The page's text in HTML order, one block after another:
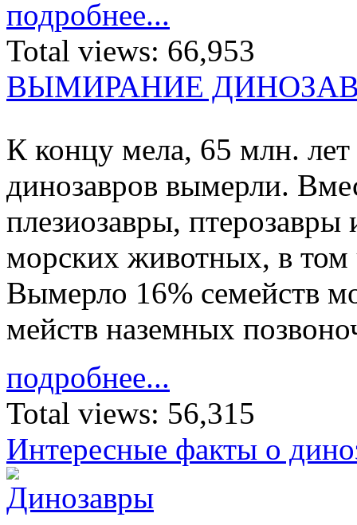
подробнее...
Total views: 66,953
ВЫМИРАНИЕ
К концу мела, 65 млн.
ди­но­завров вы­мерли.
пле­зио­завры,
мор­ских жи­вотных, в
Вы­мерло 16% се­мейств
мейств на­земных
подробнее...
Total views: 56,315
Интересные факты о